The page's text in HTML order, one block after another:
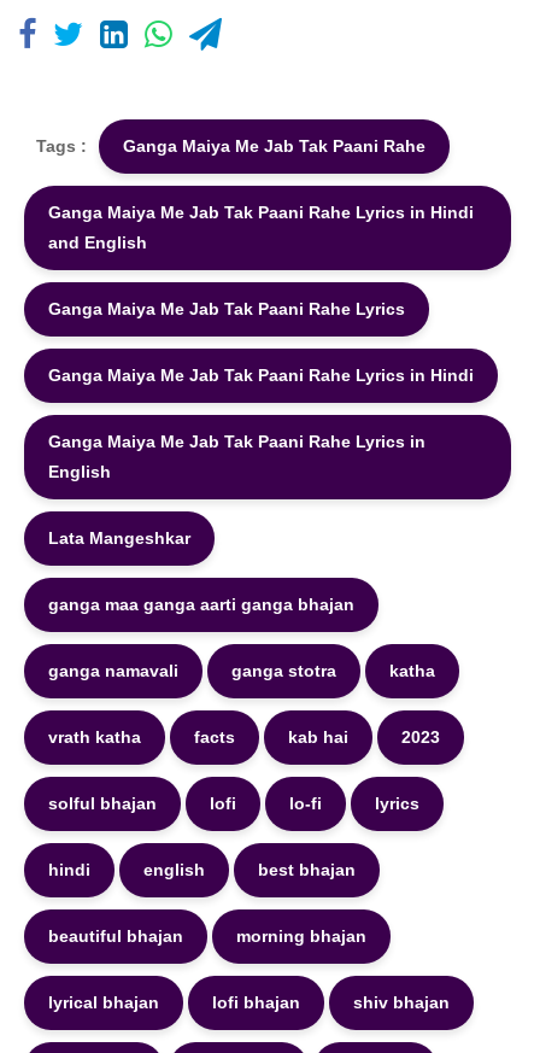
Tags : Ganga Maiya Me Jab Tak Paani Rahe
Ganga Maiya Me Jab Tak Paani Rahe Lyrics in Hindi
and English
Ganga Maiya Me Jab Tak Paani Rahe Lyrics
Ganga Maiya Me Jab Tak Paani Rahe Lyrics in Hindi
Ganga Maiya Me Jab Tak Paani Rahe Lyrics in
English
Lata Mangeshkar
ganga maa ganga aarti ganga bhajan
ganga namavali ganga stotra katha
vrath katha facts kab hai 2023
solful bhajan lofi lo-fi lyrics
hindi english best bhajan
beautiful bhajan morning bhajan
lyrical bhajan lofi bhajan shiv bhajan